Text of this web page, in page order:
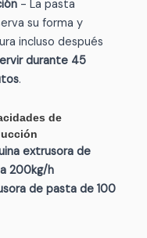
- La pasta
su forma y
incluso después
durante 45
.
de
extrusora de
200kg/h
de pasta de 100